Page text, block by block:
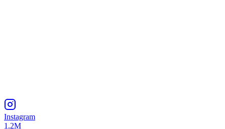
Instagram
1.2M